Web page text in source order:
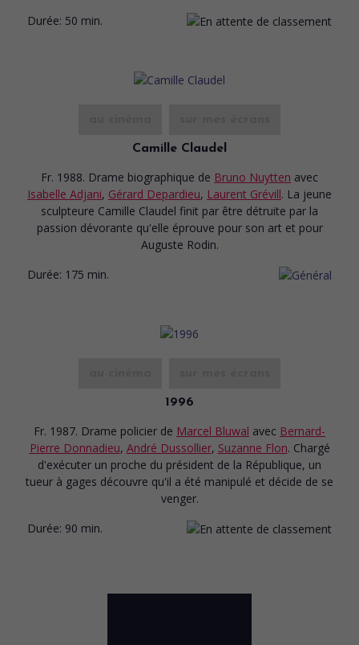
Durée: 50 min.
Camille Claudel
Fr. 1988. Drame biographique de Bruno Nuytten avec
Isabelle Adjani, Gérard Depardieu, Laurent Grévill. La jeune
sculpteure Camille Claudel finit par être détruite par la
passion dévorante qu'elle éprouve pour son art et pour
Auguste Rodin.
Durée: 175 min.
1996
Fr. 1987. Drame policier de Marcel Bluwal avec Bernard-
Pierre Donnadieu, André Dussollier, Suzanne Flon. Chargé
d'exécuter un proche du président de la République, un
tueur à gages découvre qu'il a été manipulé et décide de se
venger.
Durée: 90 min.